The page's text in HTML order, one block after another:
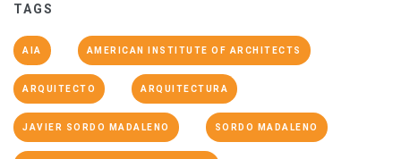
TAGS
AIA AMERICAN INSTITUTE OF ARCHITECTS
ARQUITECTO ARQUITECTURA
JAVIER SORDO MADALENO SORDO MADALENO